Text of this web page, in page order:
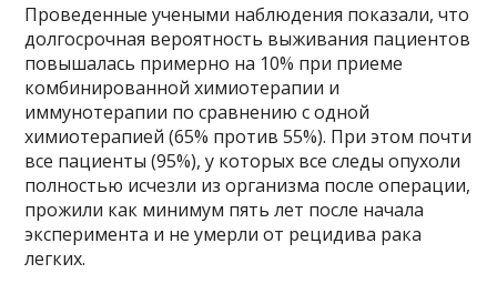
Проведенные учеными наблюдения показали, что
долгосрочная вероятность выживания пациентов
повышалась примерно на 10% при приеме
комбинированной химиотерапии и
иммунотерапии по сравнению с одной
химиотерапией (65% против 55%). При этом почти
все пациенты (95%), у которых все следы опухоли
полностью исчезли из организма после операции,
прожили как минимум пять лет после начала
эксперимента и не умерли от рецидива рака
легких.